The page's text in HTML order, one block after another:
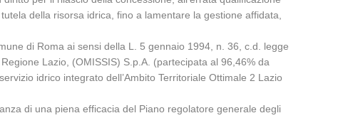
della risorsa idrica, fino a lamentare la gestione affidata,
di Roma ai sensi della L. 5 gennaio 1994, n. 36, c.d. legge
Lazio, (OMISSIS) S.p.A. (partecipata al 96,46% da
idrico integrato dell’Ambito Territoriale Ottimale 2 Lazio
di una piena efficacia del Piano regolatore generale degli